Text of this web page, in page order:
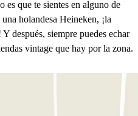
es que te sientes en alguno de
holandesa Heineken, ¡la
después, siempre puedes echar
vintage que hay por la zona.